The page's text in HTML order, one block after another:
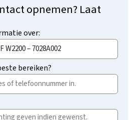
opnemen? Laat
over:
bereiken?